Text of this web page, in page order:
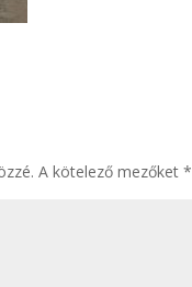
A kötelező mezőket*